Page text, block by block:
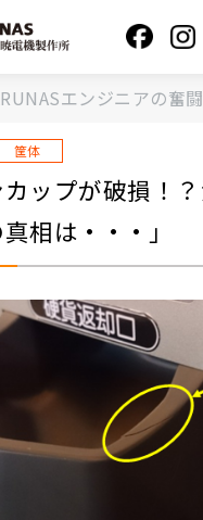
エンジニアの奮
筐体
カップが破損！
相は・・・」